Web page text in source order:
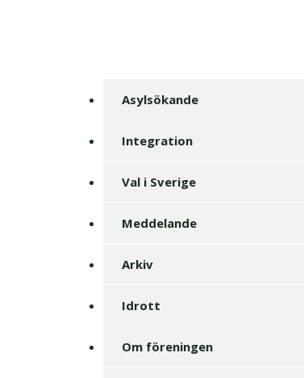
Asylsökande
Integration
Val i Sverige
Meddelande
Arkiv
Idrott
Om föreningen